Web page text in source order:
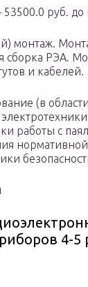
руб. до
монтаж.
сборка РЭА.
и кабелей.
(в области
работы с
4-5